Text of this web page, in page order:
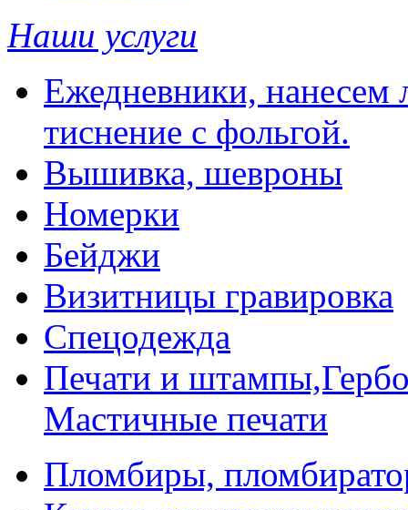
Наши услуги
Ежедневники, нанесем
тиснение с фольгой.
Вышивка, шевроны
Номерки
Бейджи
Визитницы гравировка
Спецодежда
Печати и
Мастичные печати
Пломбиры,